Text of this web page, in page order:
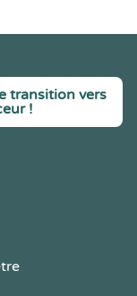
transition vers
!